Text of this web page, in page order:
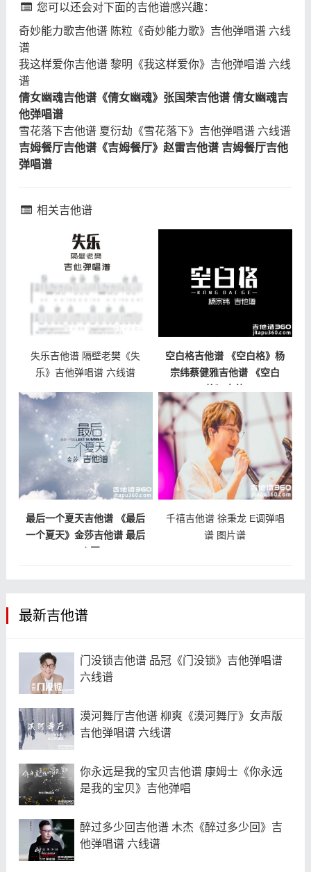
您可以还会对下面的吉他谱感兴趣：
奇妙能力歌吉他谱 陈粒《奇妙能力歌》吉他弹唱谱 六线
谱
我这样爱你吉他谱 黎明《我这样爱你》吉他弹唱谱 六线
谱
倩女幽魂吉他谱《倩女幽魂》张国荣吉他谱 倩女幽魂吉
他弹唱谱
雪花落下吉他谱 夏衍劫《雪花落下》吉他弹唱谱 六线谱
吉姆餐厅吉他谱《吉姆餐厅》赵雷吉他谱 吉姆餐厅吉他
弹唱谱
相关吉他谱
失乐吉他谱 隔壁老樊《失
乐》吉他弹唱谱 六线谱
空白格吉他谱 《空白格》杨
宗纬蔡健雅吉他谱 《空白
格》吉他
最后一个夏天吉他谱 《最后
一个夏天》金莎吉他谱 最后
一个夏
千禧吉他谱 徐秉龙 E调弹唱
谱 图片谱
最新吉他谱
门没锁吉他谱 品冠《门没锁》吉他弹唱谱
六线谱
漠河舞厅吉他谱 柳爽《漠河舞厅》女声版
吉他弹唱谱 六线谱
你永远是我的宝贝吉他谱 康姆士《你永远
是我的宝贝》吉他弹唱
醉过多少回吉他谱 木杰《醉过多少回》吉
他弹唱谱 六线谱